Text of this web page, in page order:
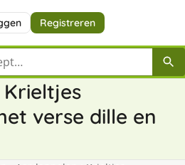
Registreren
verse dille en